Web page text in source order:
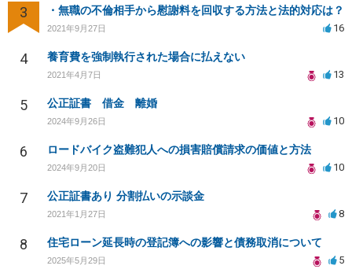
3 ・無職の不倫相手から慰謝料を回収する方法と法的対応は？
2021年9月27日 16
4 養育費を強制執行された場合に払えない
2021年4月7日 13
5 公正証書 借金 離婚
2024年9月26日 10
6 ロードバイク盗難犯人への損害賠償請求の価値と方法
2024年9月20日 10
7 公正証書あり 分割払いの示談金
2021年1月27日 8
8 住宅ローン延長時の登記簿への影響と債務取消について
2025年5月29日 5